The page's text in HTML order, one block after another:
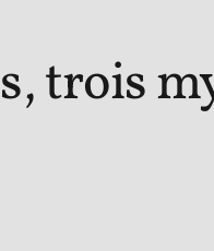
trois